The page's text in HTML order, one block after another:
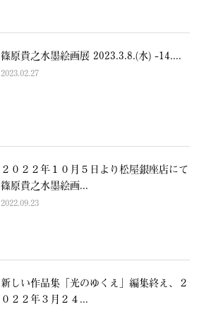
篠原貴之水墨絵画展 2023.3.8.(水) -14....
2023.02.27
２０２２年１０月５日より松屋銀座店にて
篠原貴之水墨絵画...
2022.09.23
新しい作品集「光のゆくえ」編集終え、２
０２２年３月２４...